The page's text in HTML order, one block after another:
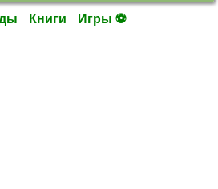
Книги Игры ⚽